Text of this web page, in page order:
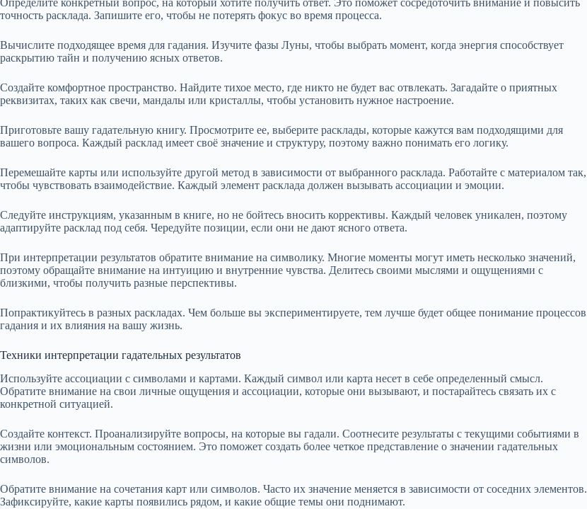
Определите конкретный вопрос, на который хотите получить ответ. Это поможет сосредоточить внимание и повысить
точность расклада. Запишите его, чтобы не потерять фокус во время процесса.
Вычислите подходящее время для гадания. Изучите фазы Луны, чтобы выбрать момент, когда энергия способствует
раскрытию тайн и получению ясных ответов.
Создайте комфортное пространство. Найдите тихое место, где никто не будет вас отвлекать. Загадайте о приятных
реквизитах, таких как свечи, мандалы или кристаллы, чтобы установить нужное настроение.
Приготовьте вашу гадательную книгу. Просмотрите ее, выберите расклады, которые кажутся вам подходящими для
вашего вопроса. Каждый расклад имеет своё значение и структуру, поэтому важно понимать его логику.
Перемешайте карты или используйте другой метод в зависимости от выбранного расклада. Работайте с материалом так,
чтобы чувствовать взаимодействие. Каждый элемент расклада должен вызывать ассоциации и эмоции.
Следуйте инструкциям, указанным в книге, но не бойтесь вносить коррективы. Каждый человек уникален, поэтому
адаптируйте расклад под себя. Чередуйте позиции, если они не дают ясного ответа.
При интерпретации результатов обратите внимание на символику. Многие моменты могут иметь несколько значений,
поэтому обращайте внимание на интуицию и внутренние чувства. Делитесь своими мыслями и ощущениями с
близкими, чтобы получить разные перспективы.
Попрактикуйтесь в разных раскладах. Чем больше вы экспериментируете, тем лучше будет общее понимание процессов
гадания и их влияния на вашу жизнь.
Техники интерпретации гадательных результатов
Используйте ассоциации с символами и картами. Каждый символ или карта несет в себе определенный смысл.
Обратите внимание на свои личные ощущения и ассоциации, которые они вызывают, и постарайтесь связать их с
конкретной ситуацией.
Создайте контекст. Проанализируйте вопросы, на которые вы гадали. Соотнесите результаты с текущими событиями в
жизни или эмоциональным состоянием. Это поможет создать более четкое представление о значении гадательных
символов.
Обратите внимание на сочетания карт или символов. Часто их значение меняется в зависимости от соседних элементов.
Зафиксируйте, какие карты появились рядом, и какие общие темы они поднимают.